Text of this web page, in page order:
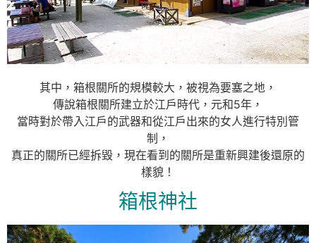
其中，箱根關所的規模較大，被視為要塞之地，
傳說箱根關所建立於江戶時代，元和5年，
當時對於帶入江戶的武器和從江戶出來的女人進行特別管
制，
真正的關所已經拆毀，現在看到的關所是重新興建後還原的
樣貌！
箱根神社